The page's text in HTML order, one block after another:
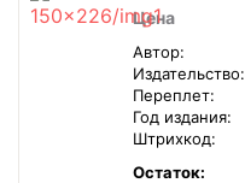
Цена
Автор:
Издательство:
Переплет:
Год издания:
Штрихкод:
Остаток: